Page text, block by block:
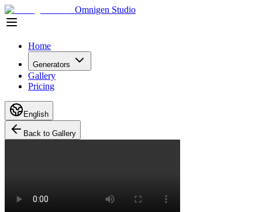
Omnigen Studio
Home
Generators
Gallery
Pricing
English
Back to Gallery